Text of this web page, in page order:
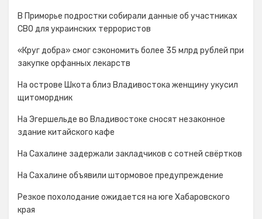
В Приморье подростки собирали данные об участниках
СВО для украинских террористов
«Круг добра» смог сэкономить более 35 млрд рублей при
закупке орфанных лекарств
На острове Шкота близ Владивостока женщину укусил
щитомордник
На Эгершельде во Владивостоке сносят незаконное
здание китайского кафе
На Сахалине задержали закладчиков с сотней свёртков
На Сахалине объявили штормовое предупреждение
Резкое похолодание ожидается на юге Хабаровского
края